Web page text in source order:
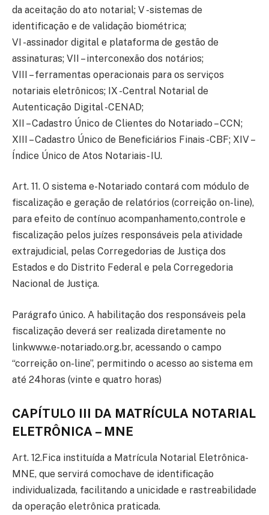
da aceitação do ato notarial; V -sistemas de
identificação e de validação biométrica;
VI -assinador digital e plataforma de gestão de
assinaturas; VII – interconexão dos notários;
VIII – ferramentas operacionais para os serviços
notariais eletrônicos; IX -Central Notarial de
Autenticação Digital -CENAD;
XII – Cadastro Único de Clientes do Notariado – CCN;
XIII – Cadastro Único de Beneficiários Finais -CBF; XIV –
Índice Único de Atos Notariais- IU.
Art. 11. O sistema e-Notariado contará com módulo de
fiscalização e geração de relatórios (correição on-line),
para efeito de contínuo acompanhamento,controle e
fiscalização pelos juízes responsáveis pela atividade
extrajudicial, pelas Corregedorias de Justiça dos
Estados e do Distrito Federal e pela Corregedoria
Nacional de Justiça.
Parágrafo único. A habilitação dos responsáveis pela
fiscalização deverá ser realizada diretamente no
linkwww.e-notariado.org.br, acessando o campo
“correição on-line”, permitindo o acesso ao sistema em
até 24horas (vinte e quatro horas)
CAPÍTULO III DA MATRÍCULA NOTARIAL
ELETRÔNICA – MNE
Art. 12.Fica instituída a Matrícula Notarial Eletrônica-
MNE, que servirá comochave de identificação
individualizada, facilitando a unicidade e rastreabilidade
da operação eletrônica praticada.